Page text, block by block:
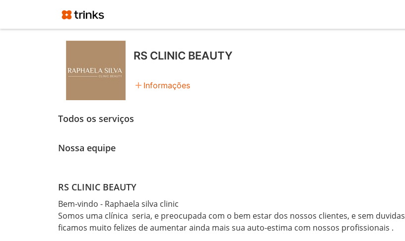
RS CLINIC BEAUTY
add Informações
Todos os serviços
Nossa equipe
RS CLINIC BEAUTY
Bem-vindo - Raphaela silva clinic
Somos uma clínica  seria, e preocupada com o bem estar dos nossos clientes, e sem duvidas
ficamos muito felizes de aumentar ainda mais sua auto-estima com nossos profissionais .